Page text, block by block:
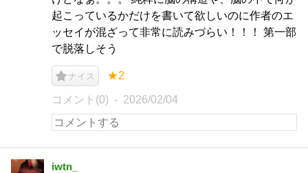
起こっているかだけを書いて欲しいのに作者のエ
ッセイが混ざって非常に読みづらい！！！ 第一部
で脱落しそう
ナイス ★2
コメント(0) 2026/02/04
iwtn_